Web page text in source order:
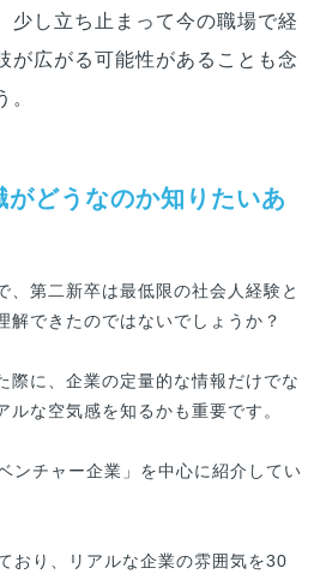
少し立ち止まって今の職場で経
が広がる可能性があることも念
。
どうなのか知りたいあ
、第二新卒は最低限の社会人経験と
解できたのではないでしょうか？
際に、企業の定量的な情報だけでな
ルな空気感を知るかも重要です。
ンチャー企業」を中心に紹介してい
おり、リアルな企業の雰囲気を30